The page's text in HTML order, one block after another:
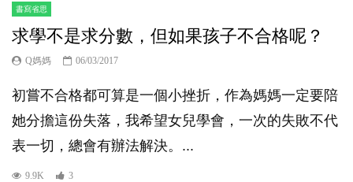
書寫省思
求學不是求分數，但如果孩子不合格呢？
Q媽媽 06/03/2017
初嘗不合格都可算是一個小挫折，作為媽媽一定要陪
她分擔這份失落，我希望女兒學會，一次的失敗不代
表一切，總會有辦法解決。...
9.9K 3